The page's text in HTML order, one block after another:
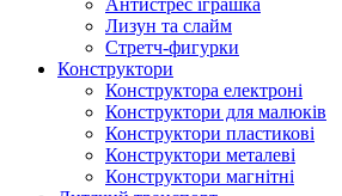
Антистрес іграшка
Лизун та слайм
Стретч-фигурки
Конструктори
Конструктора електроні
Конструктори для малюків
Конструктори пластикові
Конструктори металеві
Конструктори магнітні